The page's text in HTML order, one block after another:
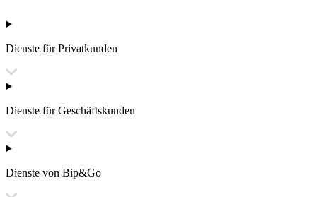
Dienste für Privatkunden
Dienste für Geschäftskunden
Dienste von Bip&Go